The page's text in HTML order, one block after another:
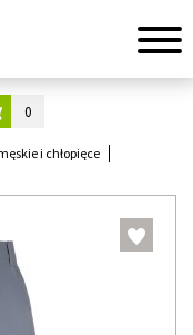
0
i chłopięce